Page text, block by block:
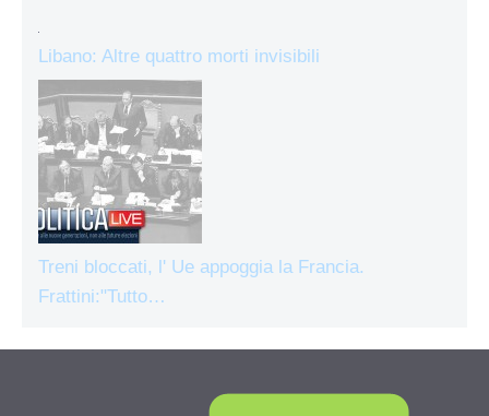
Libano: Altre quattro morti invisibili
Treni bloccati, l' Ue appoggia la Francia.
Frattini:"Tutto…